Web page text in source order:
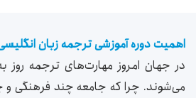
اهمیت دوره آموزشی ترجمه زبان
در جهان امروز مهارت‌های ترجمه روز
می‌شوند. چرا که جامعه چند فرهنگی و